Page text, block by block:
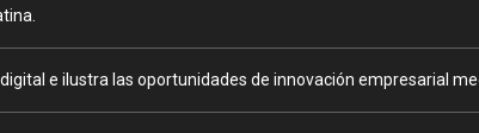
e ilustra las oportunidades de innovación empresarial